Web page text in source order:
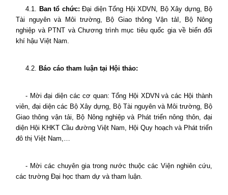
4.1. Ban tổ chức:Đại diện Tổng Hội XDVN, Bộ Xây dựng, Bộ
Tài nguyên và Môi trường, Bộ Giao thông Vận tảI, Bộ Nông
nghiệp và PTNT và Chương trình mục tiêu quốc gia về biến đổi
khí hậu Việt Nam.
4.2. Báo cáo tham luận tại Hội thảo:
- Mời đại diện các cơ quan: Tổng Hội XDVN và các Hội thành
viên, đại diện các Bộ Xây dựng, Bộ Tài nguyên và Môi trường, Bộ
Giao thông vận tải, Bộ Nông nghiệp và Phát triển nông thôn, đại
diện Hội KHKT Cầu đường Việt Nam, Hội Quy hoạch và Phát triển
đô thị Việt Nam,…
- Mời các chuyên gia trong nước thuộc các Viện nghiên cứu,
các trường Đại học tham dự và tham luận.